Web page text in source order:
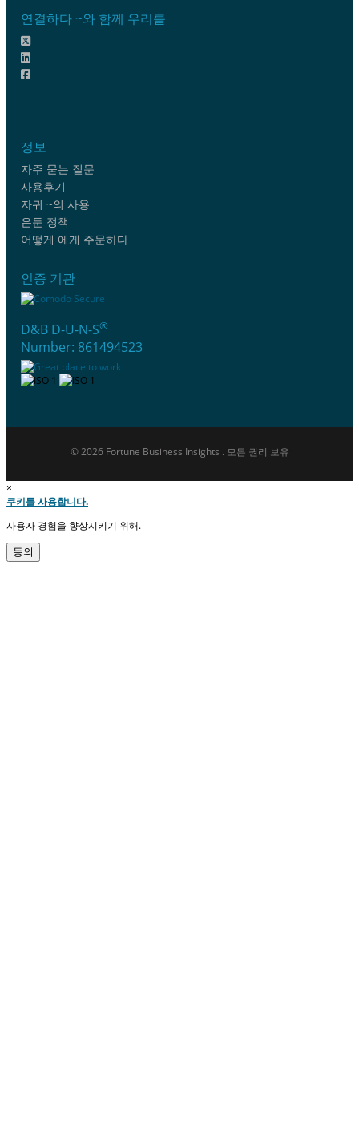
연결하다 ~와 함께 우리를
정보
자주 묻는 질문
사용후기
자귀 ~의 사용
은둔 정책
어떻게 에게 주문하다
인증 기관
D&B D-U-N-S®
Number: 861494523
© 2026 Fortune Business Insights . 모든 권리 보유
×
쿠키를 사용합니다.
사용자 경험을 향상시키기 위해.
동의